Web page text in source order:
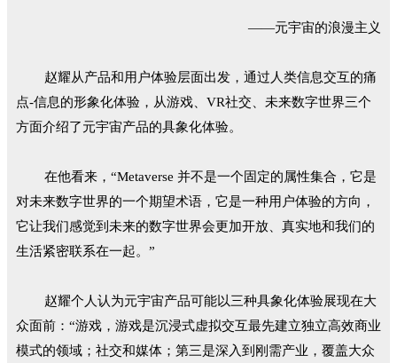
——元宇宙的浪漫主义
赵耀从产品和用户体验层面出发，通过人类信息交互的痛
点-信息的形象化体验，从游戏、VR社交、未来数字世界三个
方面介绍了元宇宙产品的具象化体验。
在他看来，“Metaverse 并不是一个固定的属性集合，它是
对未来数字世界的一个期望术语，它是一种用户体验的方向，
它让我们感觉到未来的数字世界会更加开放、真实地和我们的
生活紧密联系在一起。”
赵耀个人认为元宇宙产品可能以三种具象化体验展现在大
众面前：“游戏，游戏是沉浸式虚拟交互最先建立独立高效商业
模式的领域；社交和媒体；第三是深入到刚需产业，覆盖大众